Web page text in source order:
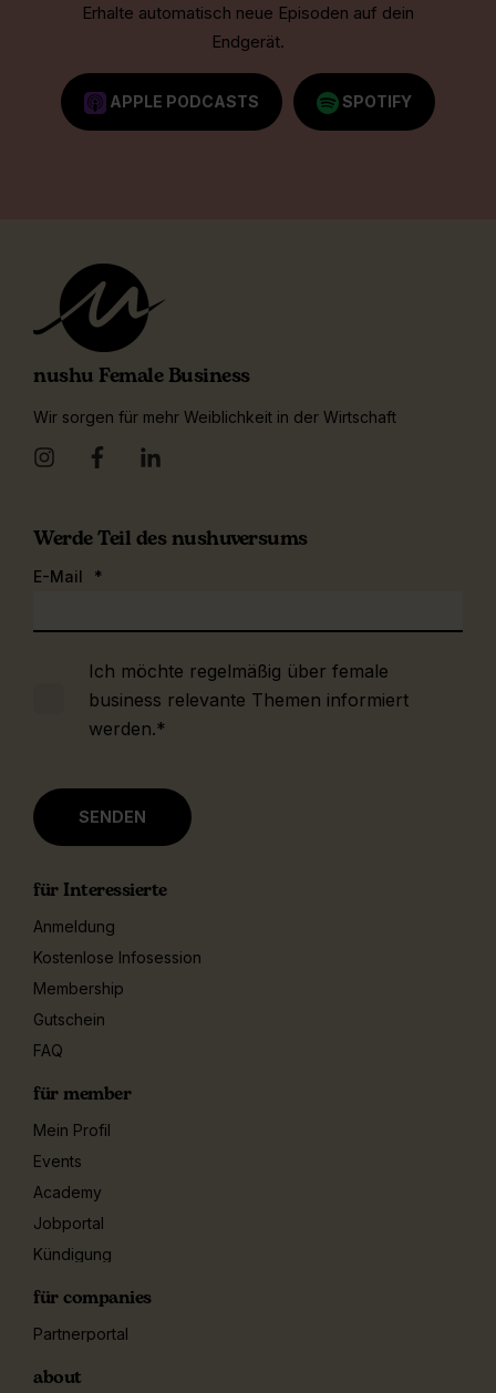
Erhalte automatisch neue Episoden auf dein
Endgerät.
APPLE PODCASTS SPOTIFY
nushu Female Business
Wir sorgen für mehr Weiblichkeit in der Wirtschaft
Werde Teil des nushuversums
E-Mail *
Ich möchte regelmäßig über female
business relevante Themen informiert
werden.*
für Interessierte
Anmeldung
Kostenlose Infosession
Membership
Gutschein
FAQ
für member
Mein Profil
Events
Academy
Jobportal
Kündigung
für companies
Partnerportal
about